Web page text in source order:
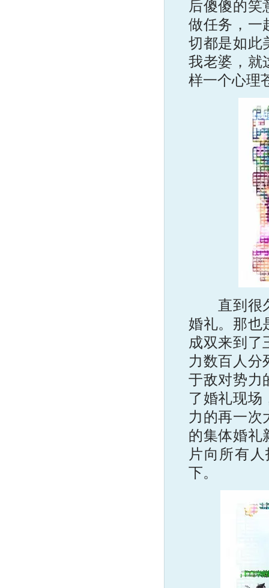
后傻傻的笑
做任务，一
切都是如此
我老婆，就
样一个心理
直到很久
婚礼。那也
成双来到了
力数百人分
于敌对势力
了婚礼现场
力的再一次
的集体婚礼
片向所有
下。